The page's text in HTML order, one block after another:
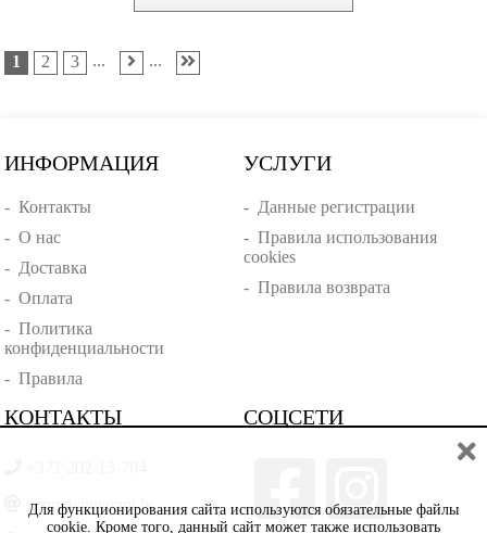
1 2 3 ... ...
ИНФОРМАЦИЯ
-Контакты
-О нас
- Доставка
-Оплата
-Политика
конфиденциальности
-Правила
УСЛУГИ
- Данные регистрации
- Правила использования
cookies
- Правила возврата
КОНТАКТЫ
gemmi@gemmi.lv
СОЦСЕТИ
Для функционирования сайта используются обязательные файлы
cookie. Кроме того, данный сайт может также использовать